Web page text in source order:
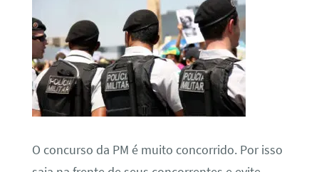
O concurso da PM é muito concorrido. Por isso